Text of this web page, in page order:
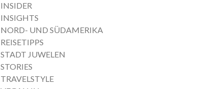
INSIDER
INSIGHTS
NORD- UND SÜDAMERIKA
REISETIPPS
STADT JUWELEN
STORIES
TRAVELSTYLE